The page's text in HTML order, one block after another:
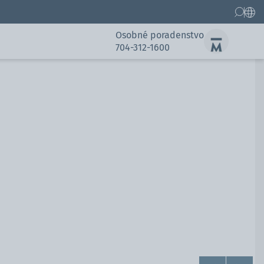
Osobné poradenstvo
704-312-1600